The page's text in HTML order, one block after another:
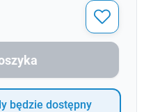
będzie dostępny